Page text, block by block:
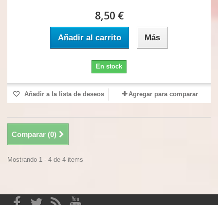
8,50 €
Añadir al carrito Más
En stock
Añadir a la lista de deseos Agregar para comparar
Comparar (0)
Mostrando 1 - 4 de 4 items